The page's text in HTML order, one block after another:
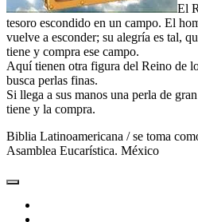
El
tesoro escondido en un campo. El
vuelve a esconder; su alegría es tal,
tiene y compra ese campo.
Aquí tienen otra figura del Reino de
busca perlas finas.
Si llega a sus manos una perla de
tiene y la compra.
Biblia Latinoamericana / se toma
Asamblea Eucarística. México